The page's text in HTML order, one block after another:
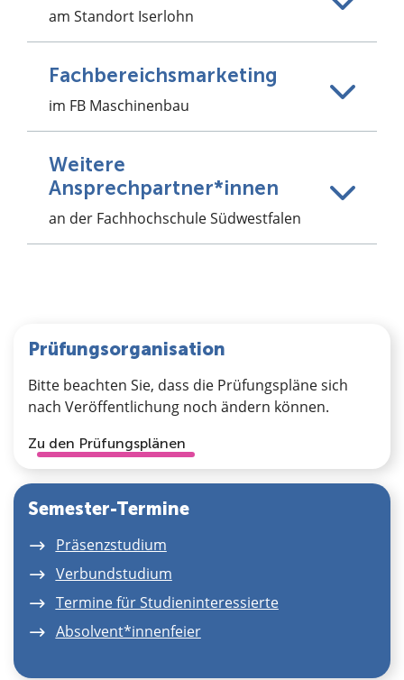
am Standort Iserlohn
Fachbereichsmarketing
im FB Maschinenbau
Weitere
Ansprechpartner*innen
an der Fachhochschule Südwestfalen
Prüfungsorganisation
Bitte beachten Sie, dass die Prüfungspläne sich
nach Veröffentlichung noch ändern können.
Zu den Prüfungsplänen
Semester-Termine
Präsenzstudium
Verbundstudium
Termine für Studieninteressierte
Absolvent*innenfeier